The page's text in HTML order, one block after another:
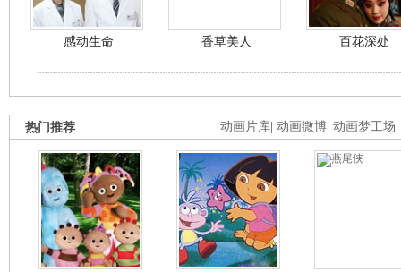
感动生命 香草美人 百花深处
动画片库 动画微博 动画梦工场
热门推荐